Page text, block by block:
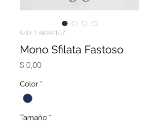
SKU: 139040107
Mono Sfilata Fastoso
$ 0,00Precio
Color *
Tamaño *